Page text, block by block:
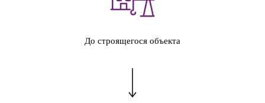
До строящегося объекта